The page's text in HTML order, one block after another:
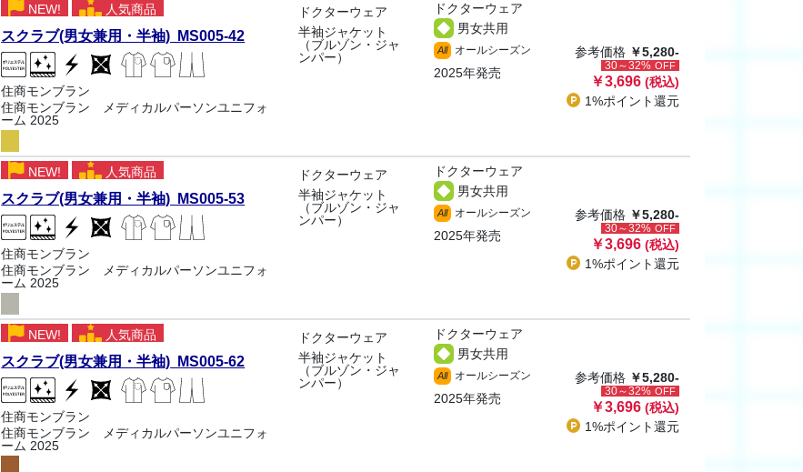
NEW! 人気商品
スクラブ(男女兼用・半袖) MS005-42
住商モンブラン
住商モンブラン メディカルパーソンユニフォ
ーム 2025
ドクターウェア
半袖ジャケット
（ブルゾン・ジャ
ンパー）
ドクターウェア
男女共用
All オールシーズン
2025年発売
参考価格 ￥5,280-
30～32% OFF
￥3,696 (税込)
1%ポイント還元
NEW! 人気商品
スクラブ(男女兼用・半袖) MS005-53
住商モンブラン
住商モンブラン メディカルパーソンユニフォ
ーム 2025
ドクターウェア
半袖ジャケット
（ブルゾン・ジャ
ンパー）
ドクターウェア
男女共用
All オールシーズン
2025年発売
参考価格 ￥5,280-
30～32% OFF
￥3,696 (税込)
1%ポイント還元
NEW! 人気商品
スクラブ(男女兼用・半袖) MS005-62
住商モンブラン
住商モンブラン メディカルパーソンユニフォ
ーム 2025
ドクターウェア
半袖ジャケット
（ブルゾン・ジャ
ンパー）
ドクターウェア
男女共用
All オールシーズン
2025年発売
参考価格 ￥5,280-
30～32% OFF
￥3,696 (税込)
1%ポイント還元